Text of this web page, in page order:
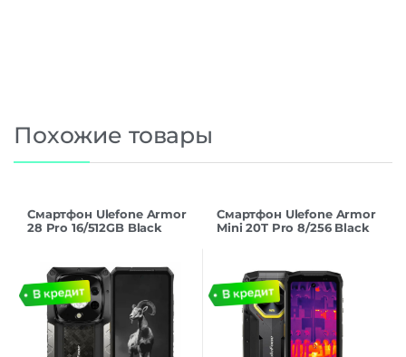
Похожие товары
Смартфон Ulefone Armor
28 Pro 16/512GB Black
Смартфон Ulefone Armor
Mini 20T Pro 8/256 Black